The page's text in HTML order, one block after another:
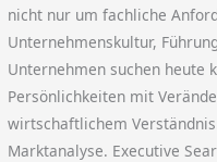
nicht nur um fachliche
Unternehmenskultur,
Unternehmen suchen heute
Persönlichkeiten mit
wirtschaftlichem
Marktanalyse. Executive